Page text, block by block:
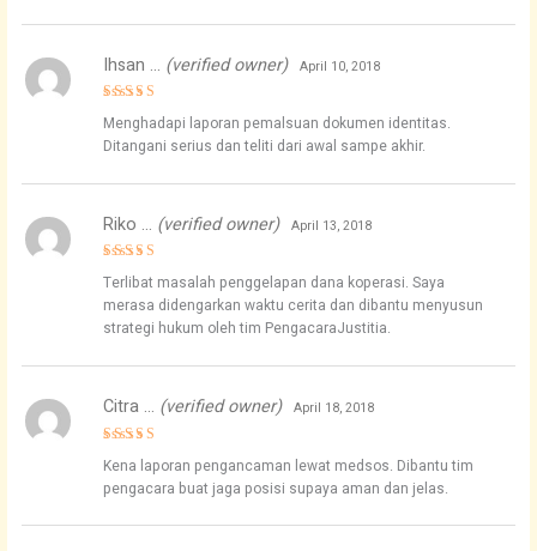
Rated
4
out of 5
Ihsan … (verified owner) April 10, 2018
Menghadapi laporan pemalsuan dokumen identitas.
Ditangani serius dan teliti dari awal sampe akhir.
Rated
out of 5
Riko … (verified owner) April 13, 2018
Terlibat masalah penggelapan dana koperasi. Saya
merasa didengarkan waktu cerita dan dibantu menyusun
strategi hukum oleh tim PengacaraJustitia.
out of 5
Citra … (verified owner) April 18, 2018
Kena laporan pengancaman lewat medsos. Dibantu tim
pengacara buat jaga posisi supaya aman dan jelas.